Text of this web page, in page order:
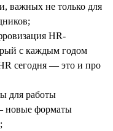
важных не только для
HR-
с каждым годом
сегодня — это и про
для работы
новые форматы